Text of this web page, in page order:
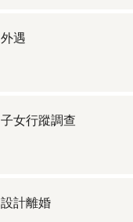
外遇
子女行蹤調查
設計離婚